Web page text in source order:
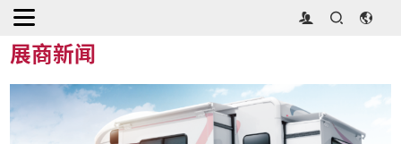
首页
展商新闻